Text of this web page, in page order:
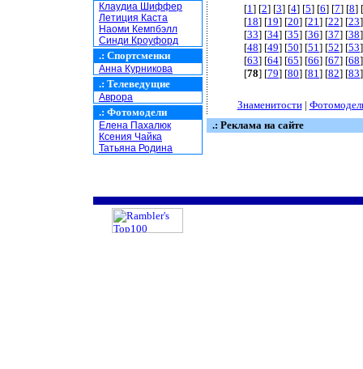
Клаудиа Шиффер
Летиция Каста
Наоми Кемпбэлл
Синди Кроуфорд
.: Спортсменки
Анна Курникова
.: Телеведущие
Аврора
.: Фотомодели
Елена Пахалюк
Ксения Чайка
Татьяна Родина
[1] [2] [3] [4] [5] [6] [7] [8] [
[18] [19] [20] [21] [22] [23
[33] [34] [35] [36] [37] [38
[48] [49] [50] [51] [52] [53
[63] [64] [65] [66] [67] [68
[78] [79] [80] [81] [82] [83
Знаменитости|
.: Реклама на сайте